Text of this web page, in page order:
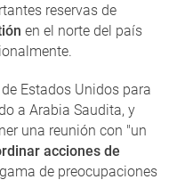
reservas de
en el norte del país
Estados Unidos para
a Arabia Saudita, y
una reunión con "un
acciones de
de preocupaciones